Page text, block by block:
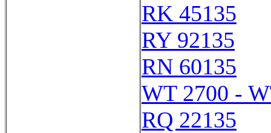
RK 45135
RY 92135
RN 60135
WT 2700 -
RQ 22135